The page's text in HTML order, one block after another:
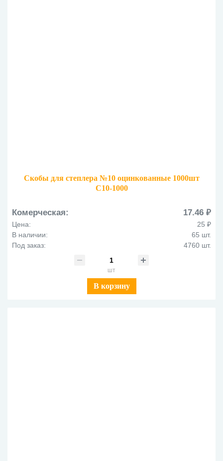
Скобы для степлера №10 оцинкованные 1000шт
С10-1000
Комерческая: 17.46 ₽
Цена:
25 ₽
В наличии:
65 шт.
Под заказ:
4760 шт.
шт
В корзину